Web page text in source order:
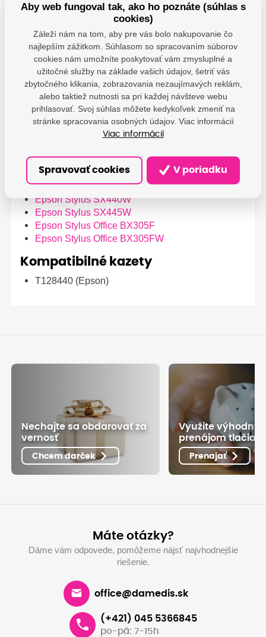
Kompatibilné tlačiarne
Epson Stylus S22
Epson Stylus SX125
Epson Stylus SX130
Epson Stylus SX230
Epson Stylus SX230W
Epson Stylus SX235
Epson Stylus SX235W
Epson Stylus SX420
Epson Stylus SX420W
Epson Stylus SX425W
Epson Stylus SX430W
Epson Stylus SX435W
Epson Stylus SX440W
Epson Stylus SX445W
Epson Stylus Office BX305F
Epson Stylus Office BX305FW
Kompatibilné kazety
T128440 (Epson)
Nechajte sa obdarovať za
vernosť
Chcem darček
Využite výhodný
prenájom
Prenajať
Máte otázky?
Dáme vám odpovede, pomôžeme nájsť najvhodnejšie
riešenie.
office@damedis.sk
(+421) 045 5366845
po-pá: 7-15h
Aby web fungoval tak, ako ho poznáte (súhlas s
cookies)
Záleží nám na tom, aby pre vás bolo nakupovanie čo
najlepším zážitkom. Súhlasom so spracovaním súborov
cookies nám umožníte poskytovať vám zmysluplné a
užitočné služby na základe vašich údajov, šetriť vás
zbytočného klikania, zobrazovania nezaujímavých reklám,
alebo taktiež nutnosti sa pri každej návšteve webu
prihlasovať. Svoj súhlas môžete kedykoľvek zmeniť na
stránke spracovania osobných údajov. Viac informácií
Viac informácií
Spravovať cookies V poriadku